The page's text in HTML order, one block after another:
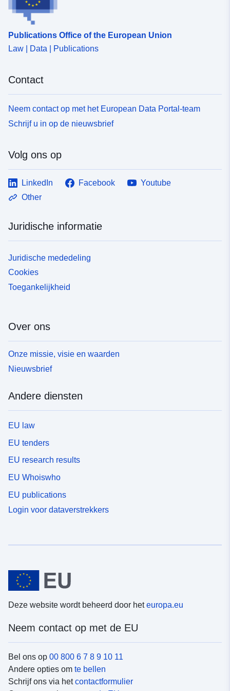
Publications Office of the European Union
Law | Data | Publications
Contact
Neem contact op met het European Data Portal-team
Schrijf u in op de nieuwsbrief
Volg ons op
LinkedIn Facebook
Youtube
Other
Juridische informatie
Juridische mededeling
Cookies
Toegankelijkheid
Over ons
Onze missie, visie en waarden
Nieuwsbrief
Andere diensten
EU law
EU tenders
EU research results
EU Whoiswho
EU publications
Login voor dataverstrekkers
Deze website wordt beheerd door heteuropa.eu
Neem contact op met de EU
Bel ons op 00 800 6 7 8 9 10 11
Andere opties om te bellen
Schrijf ons via hetcontactformulier